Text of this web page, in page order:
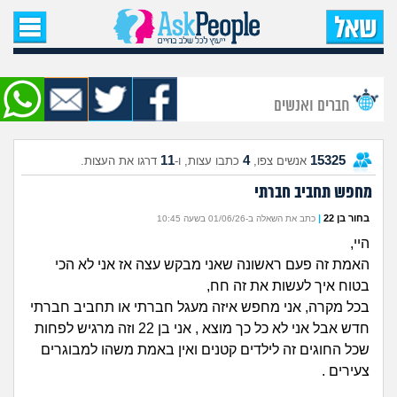
עמוד הבית
שאל שאלה
שאלות חדשות
שאלות שעוררו עניין
עצות חדשות
מה קורה כאן?
מתחם הטיפים
מדורים
חברים ואנשים
15325 אנשים צפו,4 כתבו עצות, ו-11 דרגו את העצות.
מחפש תחביב חברתי
בחור בן 22 | כתב את השאלה ב-01/06/26 בשעה 10:45
היי,
האמת זה פעם ראשונה שאני מבקש עצה אז אני לא הכי
בטוח איך לעשות את זה חח,
בכל מקרה, אני מחפש איזה מעגל חברתי או תחביב חברתי
חדש אבל אני לא כל כך מוצא , אני בן 22 וזה מרגיש לפחות
שכל החוגים זה לילדים קטנים ואין באמת משהו למבוגרים
צעירים .